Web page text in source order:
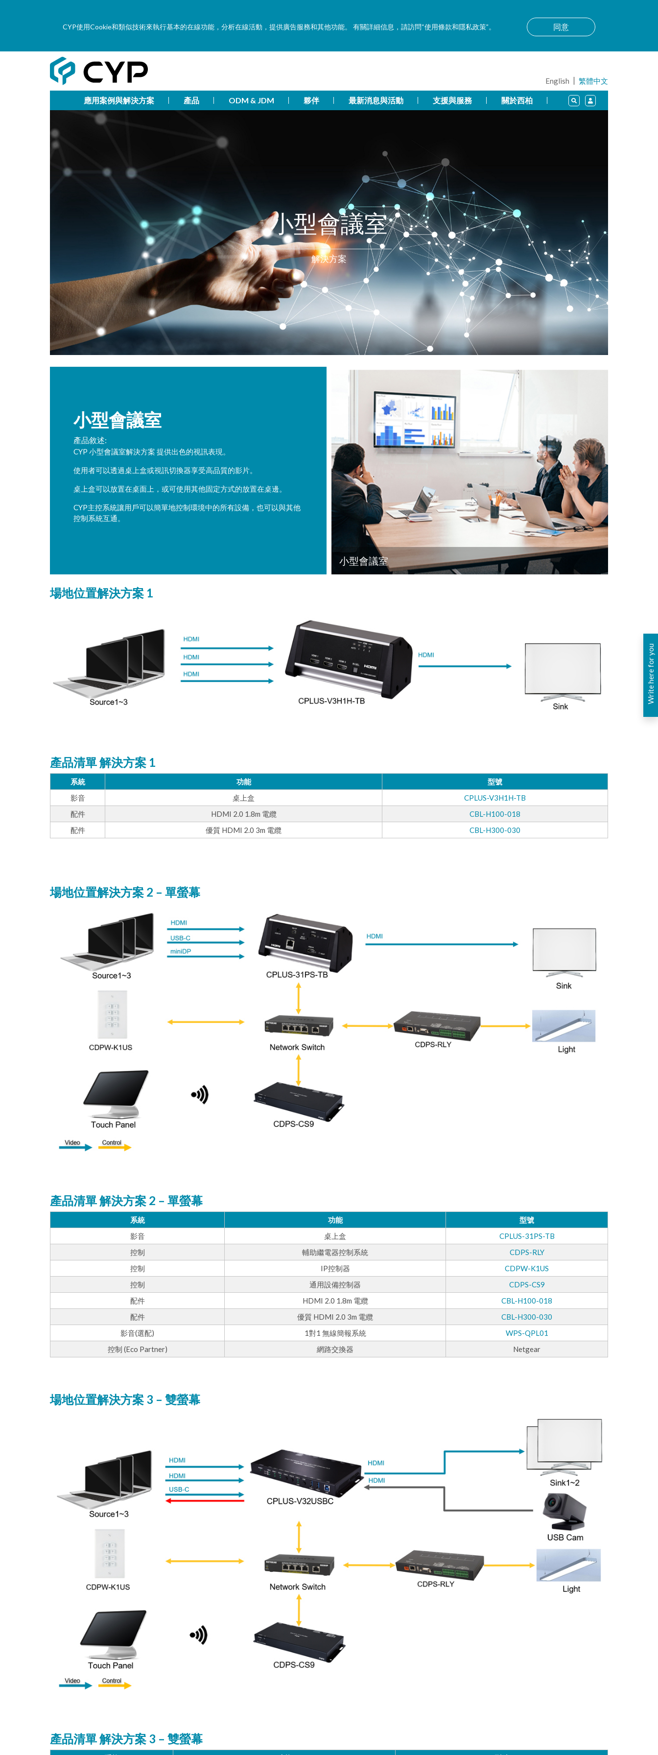
CYP使用Cookie和類似技術來執行基本的在線功能，分析在線活動，提供廣告服務和其他功能。 有關詳細信息，請訪問“使用條款和隱私政策”。 同意
Write here for you
English 繁體中文
應用案例與解決方案 產品 ODM & JDM 夥伴 最新消息與活動 支援與服務 關於西柏
小型會議室
解決方案
小型會議室
產品敘述:
CYP 小型會議室解決方案 提供出色的視訊表現。
使用者可以透過桌上盒或視訊切換器享受高品質的影片。
桌上盒可以放置在桌面上，或可使用其他固定方式的放置在桌邊。
CYP主控系統讓用戶可以簡單地控制環境中的所有設備，也可以與其他
控制系統互通。
小型會議室
場地位置解決方案 1
產品清單 解決方案 1
系統 功能
型號
影音
桌上盒
CPLUS-V3H1H-TB
配件
HDMI 2.0 1.8m 電纜
CBL-H100-018
配件
優質 HDMI 2.0 3m 電纜 CBL-H300-030
場地位置解決方案 2 – 單螢幕
產品清單 解決方案 2 – 單螢幕
系統 功能
型號
影音
桌上盒
CPLUS-31PS-TB
控制
輔助繼電器控制系統
CDPS-RLY
控制
IP控制器
CDPW-K1US
控制
通用設備控制器
CDPS-CS9
配件
HDMI 2.0 1.8m 電纜
CBL-H100-018
配件
優質 HDMI 2.0 3m 電纜
CBL-H300-030
影音(選配)
1對1 無線簡報系統
WPS-QPL01
控制 (Eco Partner)
網路交換器 Netgear
場地位置解決方案 3 – 雙螢幕
產品清單 解決方案 3 – 雙螢幕